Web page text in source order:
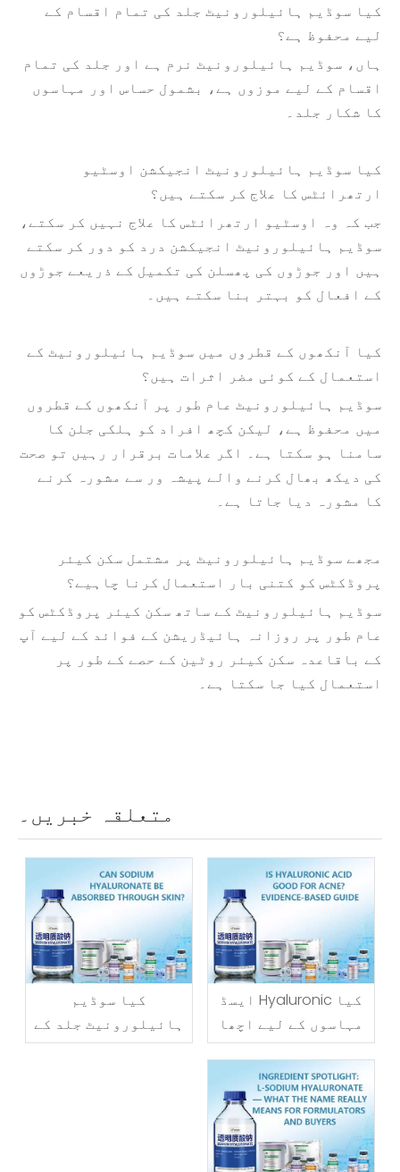
کیا سوڈیم ہائیلورونیٹ جلد کی تمام اقسام کے
لیے محفوظ ہے؟
ہاں، سوڈیم ہائیلورونیٹ نرم ہے اور جلد کی تمام
اقسام کے لیے موزوں ہے، بشمول حساس اور مہاسوں
کا شکار جلد۔
کیا سوڈیم ہائیلورونیٹ انجیکشن اوسٹیو
ارتھرائٹس کا علاج کر سکتے ہیں؟
جب کہ وہ اوسٹیو ارتھرائٹس کا علاج نہیں کر سکتے،
سوڈیم ہائیلورونیٹ انجیکشن درد کو دور کر سکتے
ہیں اور جوڑوں کی پھسلن کی تکمیل کے ذریعے جوڑوں
کے افعال کو بہتر بنا سکتے ہیں۔
کیا آنکھوں کے قطروں میں سوڈیم ہائیلورونیٹ کے
استعمال کے کوئی مضر اثرات ہیں؟
سوڈیم ہائیلورونیٹ عام طور پر آنکھوں کے قطروں
میں محفوظ ہے، لیکن کچھ افراد کو ہلکی جلن کا
سامنا ہو سکتا ہے۔ اگر علامات برقرار رہیں تو صحت
کی دیکھ بھال کرنے والے پیشہ ور سے مشورہ کرنے
کا مشورہ دیا جاتا ہے۔
مجھے سوڈیم ہائیلورونیٹ پر مشتمل سکن کیئر
پروڈکٹس کو کتنی بار استعمال کرنا چاہیے؟
سوڈیم ہائیلورونیٹ کے ساتھ سکن کیئر پروڈکٹس کو
عام طور پر روزانہ ہائیڈریشن کے فوائد کے لیے آپ
کے باقاعدہ سکن کیئر روٹین کے حصے کے طور پر
استعمال کیا جا سکتا ہے۔
متعلقہ خبریں۔
کیا Hyaluronic ایسڈ
مہاسوں کے لیے اچھا
ہے؟ ثبوت پر مبنی
گائیڈ
کیا سوڈیم
ہائیلورونیٹ جلد کے
ذریعے جذب ہو سکتا